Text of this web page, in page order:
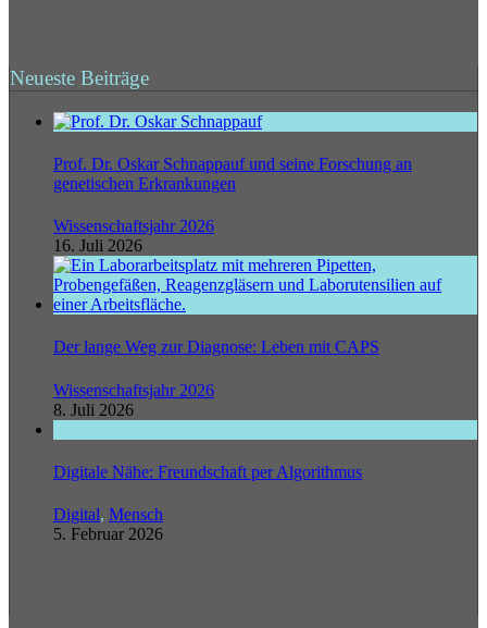
Neueste Beiträge
Prof. Dr. Oskar Schnappauf und seine Forschung an
genetischen Erkrankungen
Wissenschaftsjahr 2026
16. Juli 2026
Der lange Weg zur Diagnose: Leben mit CAPS
Wissenschaftsjahr 2026
8. Juli 2026
Digitale Nähe: Freundschaft per Algorithmus
Digital, Mensch
5. Februar 2026